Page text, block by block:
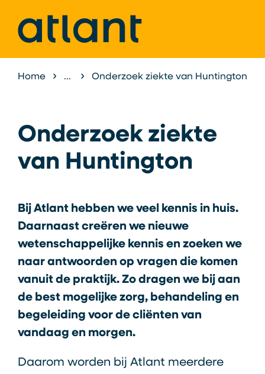
Home Onderzoek ziekte van Huntington
Onderzoek ziekte
van Huntington
Bij Atlant hebben we veel kennis in huis.
Daarnaast creëren we nieuwe
wetenschappelijke kennis en zoeken we
naar antwoorden op vragen die komen
vanuit de praktijk. Zo dragen we bij aan
de best mogelijke zorg, behandeling en
begeleiding voor de cliënten van
vandaag en morgen.
Daarom worden bij Atlant meerdere